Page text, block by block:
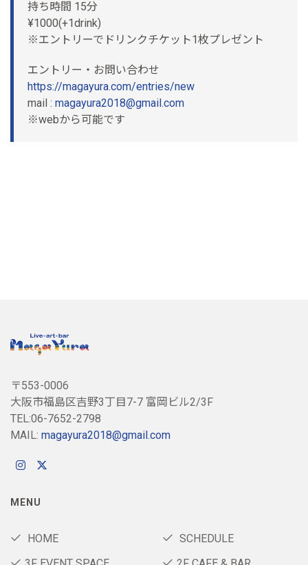
持ち時間 15分
¥1000(+1drink)
※エントリーでドリンクチケット1枚プレゼント
エントリー・お問い合わせ
https://magayura.com/entries/new
mail : magayura2018@gmail.com
※webから可能です
〒553-0006
大阪市福島区吉野3丁目7-7 富岡ビル2/3F
TEL:06-7652-2798
MAIL: magayura2018@gmail.com
MENU
HOME
SCHEDULE